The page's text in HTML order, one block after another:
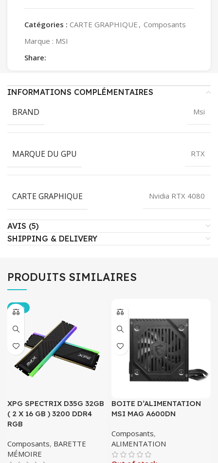
Catégories : CARTE GRAPHIQUE , Composants
Marque : MSI
Share:
INFORMATIONS COMPLÉMENTAIRES
BRAND Msi
MARQUE DU GPU RTX
CARTE GRAPHIQUE Nvidia RTX 4080
AVIS (5)
SHIPPING & DELIVERY
PRODUITS SIMILAIRES
-15%
XPG SPECTRIX D35G 32GB
( 2 X 16 GB ) 3200 DDR4
RGB
Composants, BARETTE
MÉMOIRE
BOITE D’ALIMENTATION
MSI MAG A600DN
Composants,
ALIMENTATION